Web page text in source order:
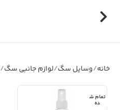
خانه وسایل سگ لوازم جانبی سگ
تمام ش
ده